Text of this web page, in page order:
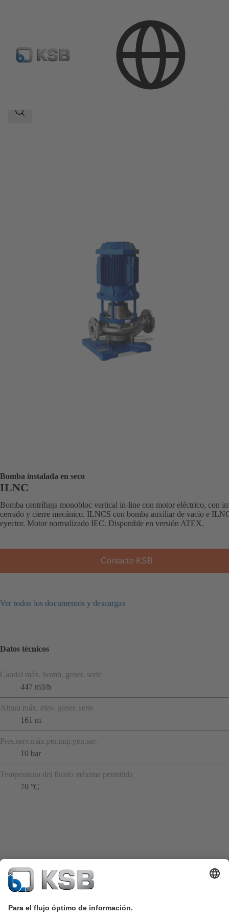
Catálogo de productos ILNC
Área
Bomba instalada en seco
ILNC
Bomba centrífuga monobloc vertical in-line con motor eléctrico, con
cerrado y cierre mecánico. ILNCS con bomba auxiliar de vacío e
eyector. Motor normalizado IEC. Disponible en versión ATEX.
Contacto KSB
Ver todos los documentos y descargas
Datos técnicos
Caudal máx. bomb. gener. serie
447 m3/h
Altura máx. elev. gener. serie
161 m
Pres.serv.máx.per.imp.gen.ser.
10 bar
Temperatura del fluido máxima permitida
70 °C